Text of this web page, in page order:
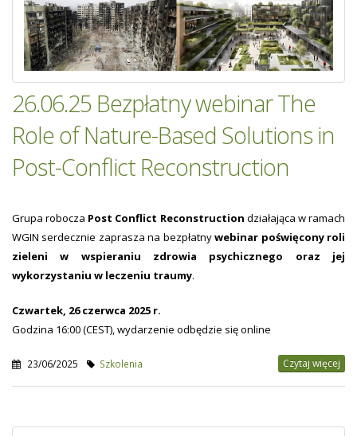
26.06.25 Bezpłatny webinar The
Role of Nature-Based Solutions in
Post-Conflict Reconstruction
Grupa robocza Post Conflict Reconstruction działająca w ramach
WGIN serdecznie zaprasza na bezpłatnywebinar poświęcony roli
zieleni w wspieraniu zdrowia psychicznego oraz jej
wykorzystaniu w leczeniu traumy.
Czwartek, 26 czerwca 2025 r.
Godzina 16:00 (CEST), wydarzenie odbędzie się online
23/06/2025 Szkolenia Czytaj więcej